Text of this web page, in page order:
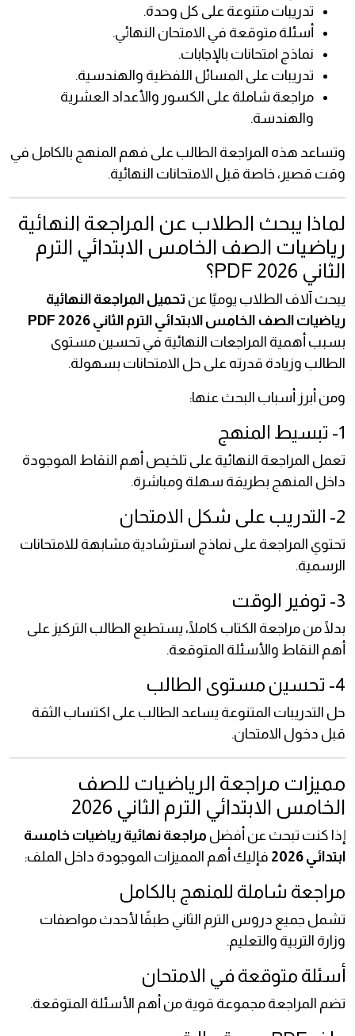
تدريبات متنوعة على كل وحدة.
أسئلة متوقعة في الامتحان النهائي.
نماذج امتحانات بالإجابات.
تدريبات على المسائل اللفظية والهندسية.
مراجعة شاملة على الكسور والأعداد العشرية
والهندسة.
وتساعد هذه المراجعة الطالب على فهم المنهج بالكامل في
وقت قصير، خاصة قبل الامتحانات النهائية.
لماذا يبحث الطلاب عن المراجعة النهائية
رياضيات الصف الخامس الابتدائي الترم
الثاني 2026 PDF؟
يبحث آلاف الطلاب يوميًا عن تحميل المراجعة النهائية
رياضيات الصف الخامس الابتدائي الترم الثاني 2026 PDF
بسبب أهمية المراجعات النهائية في تحسين مستوى
الطالب وزيادة قدرته على حل الامتحانات بسهولة.
ومن أبرز أسباب البحث عنها:
1- تبسيط المنهج
تعمل المراجعة النهائية على تلخيص أهم النقاط الموجودة
داخل المنهج بطريقة سهلة ومباشرة.
2- التدريب على شكل الامتحان
تحتوي المراجعة على نماذج استرشادية مشابهة للامتحانات
الرسمية.
3- توفير الوقت
بدلًا من مراجعة الكتاب كاملًا، يستطيع الطالب التركيز على
أهم النقاط والأسئلة المتوقعة.
4- تحسين مستوى الطالب
حل التدريبات المتنوعة يساعد الطالب على اكتساب الثقة
قبل دخول الامتحان.
مميزات مراجعة الرياضيات للصف
الخامس الابتدائي الترم الثاني 2026
إذا كنت تبحث عن أفضل مراجعة نهائية رياضيات خامسة
ابتدائي 2026
فإليك أهم المميزات الموجودة داخل الملف:
مراجعة شاملة للمنهج بالكامل
تشمل جميع دروس الترم الثاني طبقًا لأحدث مواصفات
وزارة التربية والتعليم.
أسئلة متوقعة في الامتحان
تضم المراجعة مجموعة قوية من أهم الأسئلة المتوقعة.